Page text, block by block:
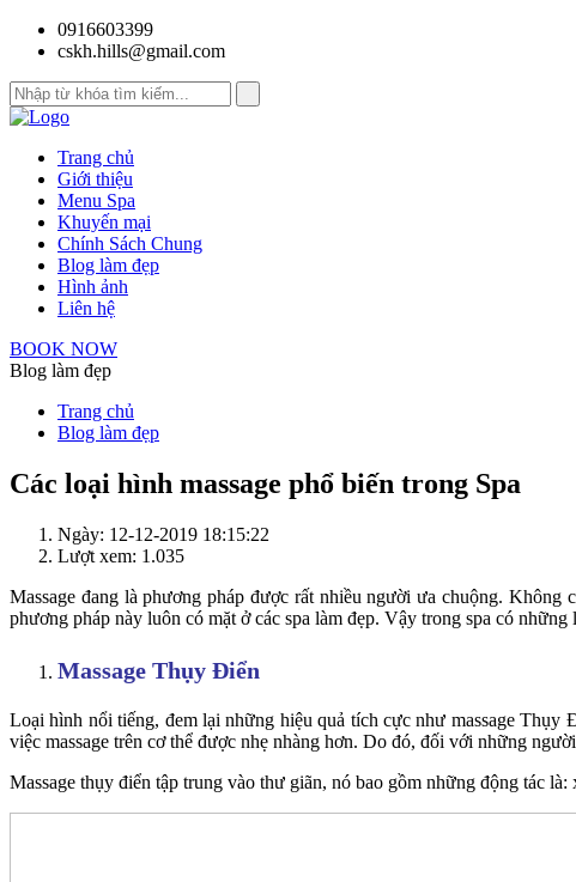
0916603399
cskh.hills@gmail.com
Trang chủ
Giới thiệu
Menu Spa
Khuyến mại
Chính Sách Chung
Blog làm đẹp
Hình ảnh
Liên hệ
BOOK NOW
Blog làm đẹp
Trang chủ
Blog làm đẹp
Các loại hình massage phổ biến trong Spa
Ngày: 12-12-2019 18:15:22
Lượt xem: 1.035
Massage đang là phương pháp được rất nhiều người ưa chuộng.
phương pháp này luôn có mặt ở các spa làm đẹp. Vậy trong spa có
Massage Thụy Điển
Loại hình nổi tiếng, đem lại những hiệu quả tích cực như massage Thụy
việc massage trên cơ thể được nhẹ nhàng hơn. Do đó, đối với những
Massage thụy điển tập trung vào thư giãn, nó bao gồm những động tác là: